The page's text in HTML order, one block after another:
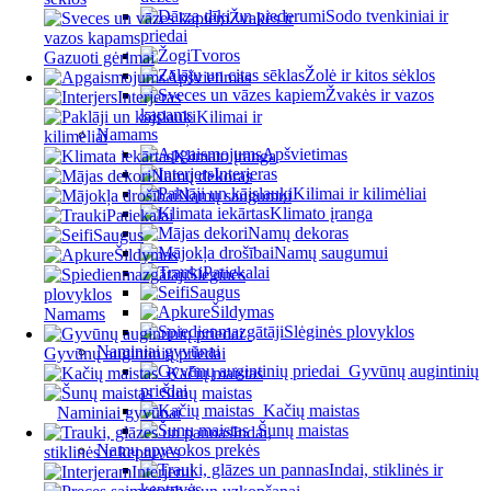
Žvakės ir
vazos kapams
Gazuoti gėrimai
Apšvietimas
Interjeras
Kilimai ir
kilimėliai
Klimato įranga
Namų dekoras
Namų saugumui
Patiekalai
Saugus
Šildymas
Slėginės
plovyklos
Namams
Gyvūnų augintinių priedai
Kačių maistas
Šunų maistas
Naminiai gyvūnai
Indai,
stiklinės ir keptuvės
Interjerui
Sodo tvenkiniai ir
priedai
Tvoros
Žolė ir kitos sėklos
Žvakės ir vazos
kapams
Namams
Apšvietimas
Interjeras
Kilimai ir kilimėliai
Klimato įranga
Namų dekoras
Namų saugumui
Patiekalai
Saugus
Šildymas
Slėginės plovyklos
Naminiai gyvūnai
Gyvūnų augintinių
priedai
Kačių maistas
Šunų maistas
Namų apyvokos prekės
Indai, stiklinės ir